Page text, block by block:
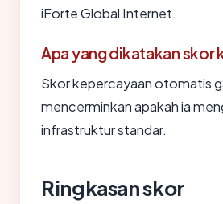
iForte Global Internet.
Apa yang dikatakan skor
Skor kepercayaan otomatis
mencerminkan apakah ia
infrastruktur standar.
Ringkasan skor